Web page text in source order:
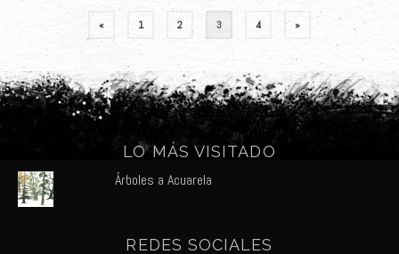
Paginación
de
entradas
« 1 2 3 4 »
LO MÁS VISITADO
Árboles a Acuarela
REDES SOCIALES